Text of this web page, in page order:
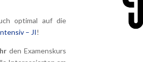
optimal auf die
– JI!
den Examenskurs